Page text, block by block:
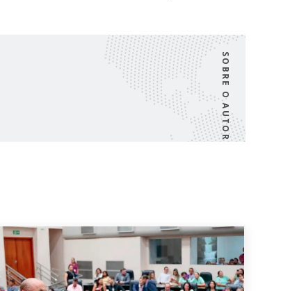
SOBRE O AUTOR